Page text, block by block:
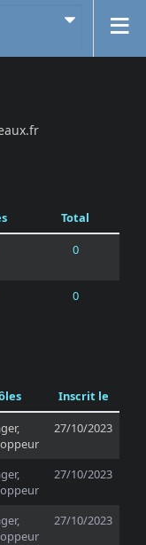
Total
0
0
Inscrit le
27/10/2023
27/10/2023
27/10/2023